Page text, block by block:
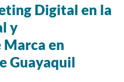
Digital en la
y
en
Guayaquil